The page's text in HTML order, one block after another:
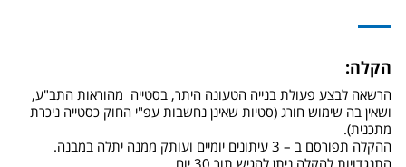
הקלה:
הרשאה לבצע פעולת בנייה הטעונה היתר, בסטייה מהוראות התב"ע,
ושאין בה שימוש חורג (סטיות שאינן נחשבות עפ"י החוק כסטייה ניכרת
מתכנית).
ההקלה תפורסם ב – 3 עיתונים יומיים ועותק ממנה יתלה במבנה.